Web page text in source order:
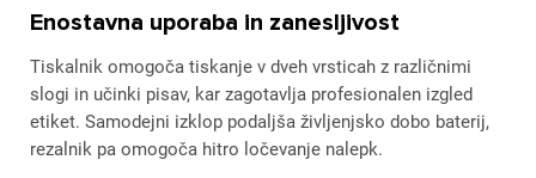
Enostavna uporaba in zanesljivost
Tiskalnik omogoča tiskanje v dveh vrsticah z različnimi
slogi in učinki pisav, kar zagotavlja profesionalen izgled
etiket. Samodejni izklop podaljša življenjsko dobo baterij,
rezalnik pa omogoča hitro ločevanje nalepk.